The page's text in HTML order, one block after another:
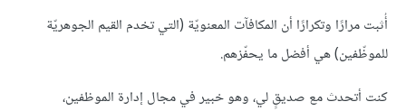
أُثبت مرارًا وتكرارًا أن المكافآت المعنويّة (التي تخدم القيم الجوهريّة
للموظّفين) هي أفضل ما يحفّزهم.
كنت أتحدث مع صديقٍ لي، وهو خبير في مجال إدارة الموظفين،